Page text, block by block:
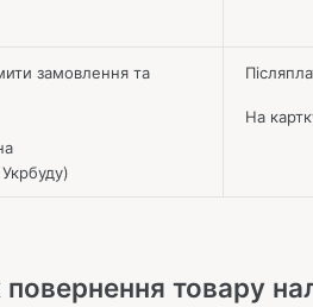
замовлення та
На
товару